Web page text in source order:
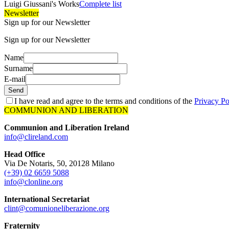
Luigi Giussani's WorksComplete list
Newsletter
Sign up for our Newsletter
Sign up for our Newsletter
Name
Surname
E-mail
Send
I have read and agree to the terms and conditions of the Privacy
COMMUNION AND LIBERATION
Communion and Liberation Ireland
info@clireland.com
Head Office
Via De Notaris, 50, 20128 Milano
(+39) 02 6659 5088
info@clonline.org
International Secretariat
clint@comunioneliberazione.org
Fraternity